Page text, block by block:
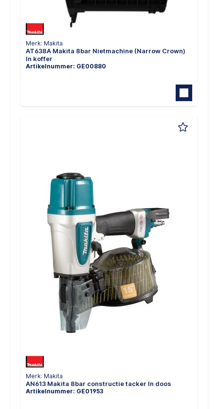
Merk: Makita
AT638A Makita 8bar Nietmachine (Narrow Crown)
In koffer
Artikelnummer: GE00880
Merk: Makita
AN613 Makita 8bar constructie tacker In doos
Artikelnummer: GE01953